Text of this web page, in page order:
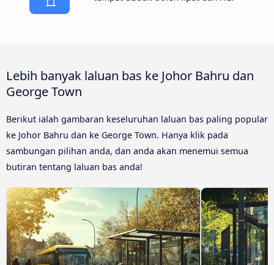
Lebih banyak laluan bas ke Johor Bahru dan
George Town
Berikut ialah gambaran keseluruhan laluan bas paling popular
ke Johor Bahru dan ke George Town. Hanya klik pada
sambungan pilihan anda, dan anda akan menemui semua
butiran tentang laluan bas anda!